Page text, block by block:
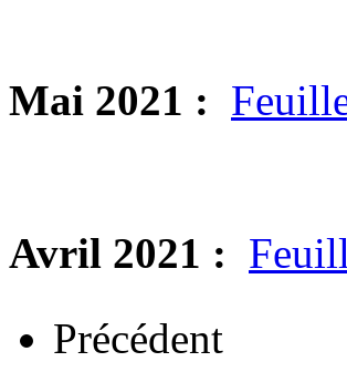
Mai 2021 :
Avril 2021 :
Précédent